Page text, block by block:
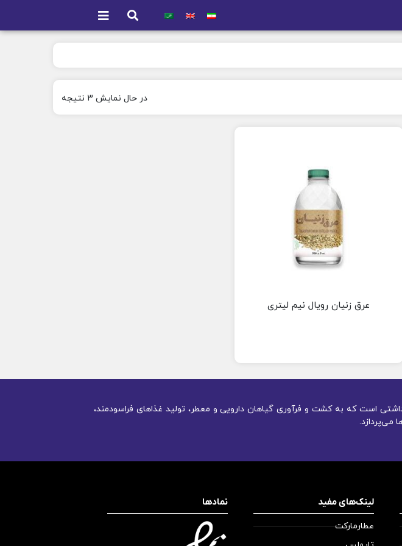
در حال نمایش 3 نتیجه
عرق زنیان رویال نیم لیتری
است که به کشت و فرآوری گیاهان دارویی و معطر، تولید غذاهای فراسودمند،
می‌پردازد.
لینک‌های مفید
عطارمارکت
نمادها